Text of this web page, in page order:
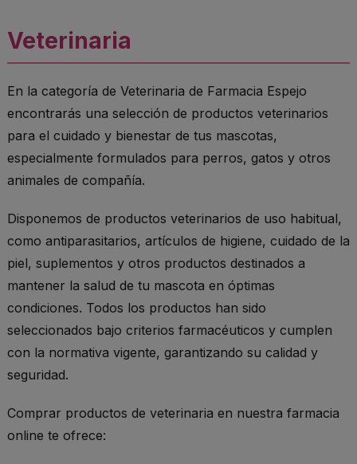
Veterinaria
En la categoría de Veterinaria de Farmacia Espejo
encontrarás una selección de productos veterinarios
para el cuidado y bienestar de tus mascotas,
especialmente formulados para perros, gatos y otros
animales de compañía.
Disponemos de productos veterinarios de uso habitual,
como antiparasitarios, artículos de higiene, cuidado de la
piel, suplementos y otros productos destinados a
mantener la salud de tu mascota en óptimas
condiciones. Todos los productos han sido
seleccionados bajo criterios farmacéuticos y cumplen
con la normativa vigente, garantizando su calidad y
seguridad.
Comprar productos de veterinaria en nuestra farmacia
online te ofrece: